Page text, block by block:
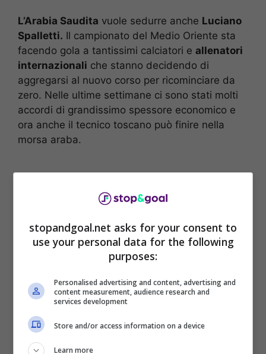
L’Arabia Saudita vuole sedurre anche Luciano
Spalletti. Il campionato del Medio Oriente sta
facendo gola a tantissimi calciatori e allenatori
internazionali che stanno decidendo di
aggregarsi al nuovo corso per ricominciare da
zero. Nelle ultime settimane ci sono stati molti
accordi di grandissimo spessore economico e
ora anche il tecnico toscano può finire nella
morsa araba.
L’Al-Ahli vuole Luciano Spalletti.Dopo l’addio
stopandgoal.net asks for your consent to
use your personal data for the following
purposes:
Personalised advertising and content, advertising and
content measurement, audience research and
services development
Store and/or access information on a device
Learn more